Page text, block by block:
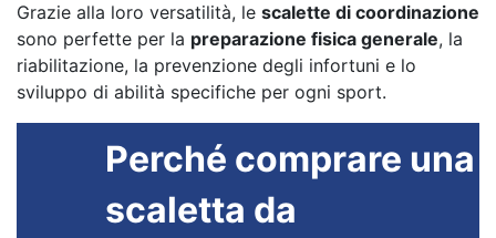
Grazie alla loro versatilità, le scalette di coordinazione
sono perfette per la preparazione fisica generale, la
riabilitazione, la prevenzione degli infortuni e lo
sviluppo di abilità specifiche per ogni sport.
Perché comprare una
scaletta da